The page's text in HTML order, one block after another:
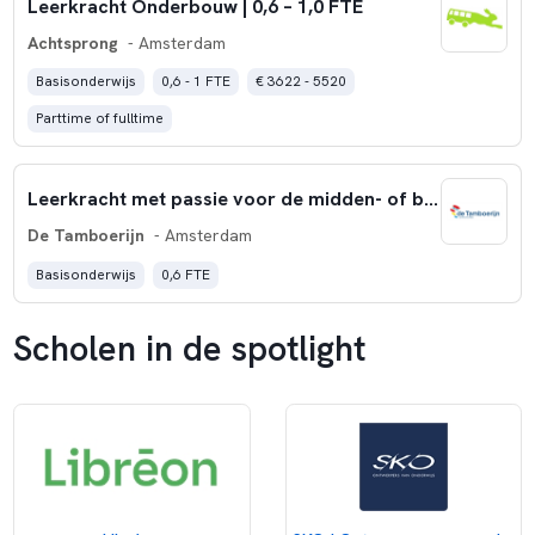
Leerkracht Onderbouw | 0,6 – 1,0 FTE
Achtsprong - Amsterdam
Basisonderwijs 0,6 - 1 FTE
€ 3622 - 5520
Parttime of fulltime
Leerkracht met passie voor de midden- of bovenbouw
De Tamboerijn - Amsterdam
Basisonderwijs 0,6 FTE
Scholen in de spotlight